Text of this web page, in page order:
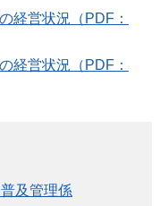
経営状況（PDF：
経営状況（PDF：
及管理係